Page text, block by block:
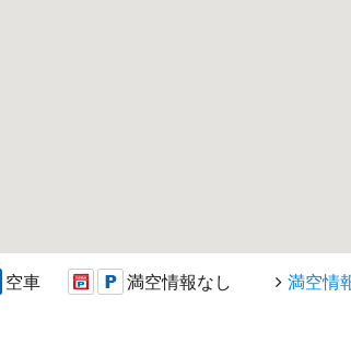
空車 満空情報なし 満空情